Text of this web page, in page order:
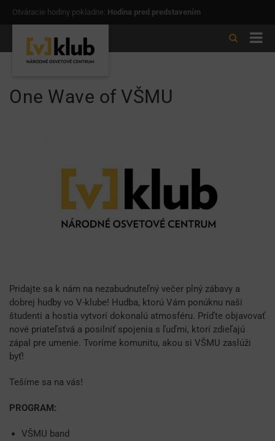
Otváracie hodiny pokladne: Hodina pred predstavením
One Wave of VŠMU
Pridajte sa k nám na nezabudnuteľný večer plný zábavy a
dobrej hudby vo V-klube! Hudba, ktorú Vám ponúknu naši
študenti a hostia vytvorí dokonalú atmosféru. Príďte objavovať
nové priateľstvá a posilniť spojenia s ľuďmi, ktorí zdieľajú
zápal pre umenie. Tvoríme komunitu, akou si VŠMU zaslúži
byť!
Tešíme sa na vás!
PROGRAM:
VŠMU band